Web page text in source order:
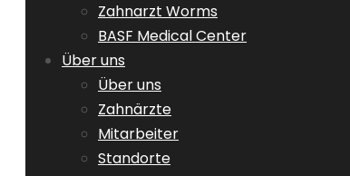
Zahnarzt Worms
BASF Medical Center
Über uns
Über uns
Zahnärzte
Mitarbeiter
Standorte